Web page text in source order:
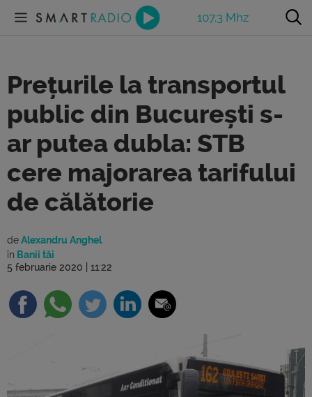
107.3 Mhz
Prețurile la transportul
public din București s-
ar putea dubla: STB
cere majorarea tarifului
de călătorie
deAlexandru Anghel
în Banii tăi
5 februarie 2020 | 11:22